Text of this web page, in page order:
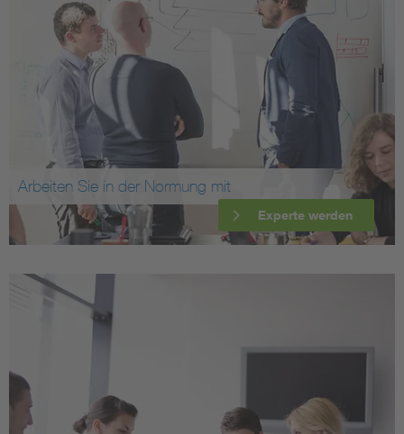
Arbeiten Sie in der Normung mit
Experte werden